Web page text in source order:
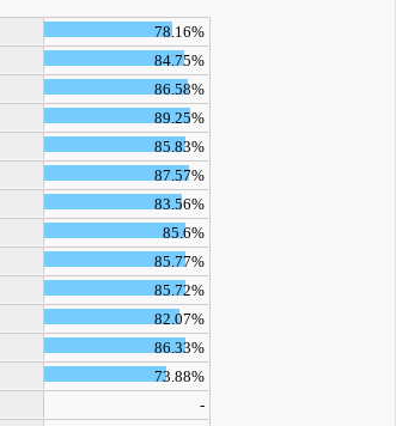
78.16%
84.75%
86.58%
89.25%
85.83%
87.57%
83.56%
85.6%
85.77%
85.72%
82.07%
86.33%
73.88%
-